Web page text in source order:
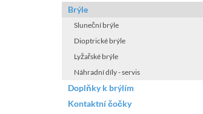
Brýle
Sluneční brýle
Dioptrické brýle
Lyžařské brýle
Náhradní díly - servis
Doplňky k brýlím
Kontaktní čočky